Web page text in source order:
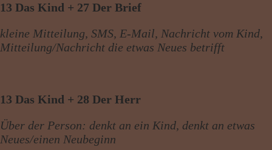
13 Das Kind + 27 Der Brief
kleine Mitteilung, SMS, E-Mail, Nachricht vom Kind,
Mitteilung/Nachricht die etwas Neues betrifft
13 Das Kind + 28 Der Herr
Über der Person: denkt an ein Kind, denkt an etwas
Neues/einen Neubeginn